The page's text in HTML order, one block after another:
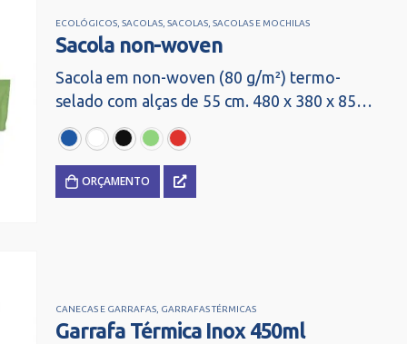
ECOLÓGICOS, SACOLAS, SACOLAS, SACOLAS E MOCHILAS
Sacola non-woven
Sacola em non-woven (80 g/m²) termo-
selado com alças de 55 cm. 480 x 380 x 85
mm
ORÇAMENTO
CANECAS E GARRAFAS, GARRAFAS TÉRMICAS
Garrafa Térmica Inox 450ml